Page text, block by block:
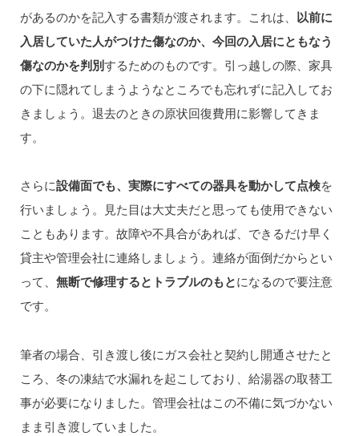
があるのかを記入する書類が渡されます。これは、 以前に
入居していた人がつけた傷なのか、今回の入居にともなう
傷なのかを判別するためのものです。引っ越しの際、家具
の下に隠れてしまうようなところでも忘れずに記入してお
きましょう。退去のときの原状回復費用に影響してきま
す。
さらに設備面でも、実際にすべての器具を動かして点検を
行いましょう。見た目は大丈夫だと思っても使用できない
こともあります。故障や不具合があれば、できるだけ早く
貸主や管理会社に連絡しましょう。連絡が面倒だからとい
って、 無断で修理するとトラブルのもとになるので要注意
です。
筆者の場合、引き渡し後にガス会社と契約し開通させたと
ころ、冬の凍結で水漏れを起こしており、給湯器の取替工
事が必要になりました。管理会社はこの不備に気づかない
まま引き渡していました。